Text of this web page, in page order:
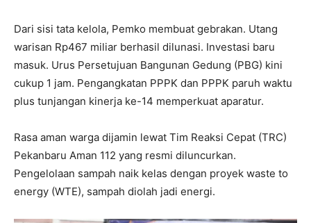
Dari sisi tata kelola, Pemko membuat gebrakan. Utang
warisan Rp467 miliar berhasil dilunasi. Investasi baru
masuk. Urus Persetujuan Bangunan Gedung (PBG) kini
cukup 1 jam. Pengangkatan PPPK dan PPPK paruh waktu
plus tunjangan kinerja ke-14 memperkuat aparatur.
Rasa aman warga dijamin lewat Tim Reaksi Cepat (TRC)
Pekanbaru Aman 112 yang resmi diluncurkan.
Pengelolaan sampah naik kelas dengan proyek waste to
energy (WTE), sampah diolah jadi energi.